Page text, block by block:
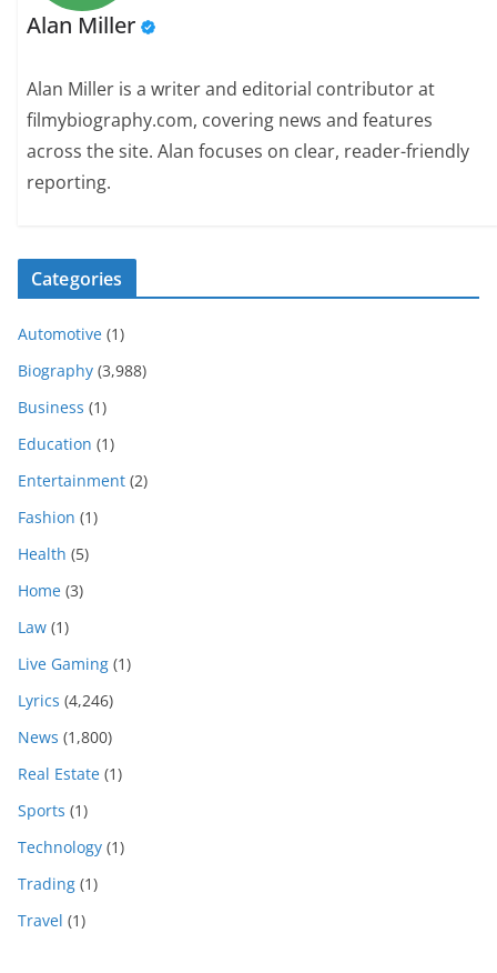
Alan Miller
Alan Miller is a writer and editorial contributor at
filmybiography.com, covering news and features
across the site. Alan focuses on clear, reader-friendly
reporting.
Categories
Automotive (1)
Biography (3,988)
Business (1)
Education (1)
Entertainment (2)
Fashion (1)
Health (5)
Home (3)
Law (1)
Live Gaming (1)
Lyrics (4,246)
News (1,800)
Real Estate (1)
Sports (1)
Technology (1)
Trading (1)
Travel (1)